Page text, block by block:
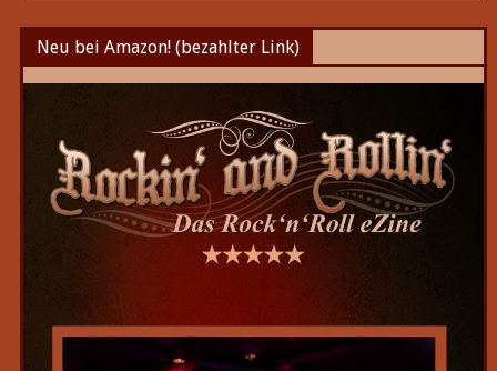
Neu bei Amazon! (bezahlter Link)